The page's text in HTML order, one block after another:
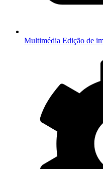
Multimédia Edição de